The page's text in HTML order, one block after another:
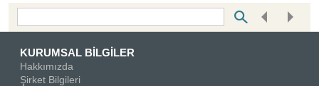
KURUMSAL BİLGİLER
Hakkımızda
Şirket Bilgileri